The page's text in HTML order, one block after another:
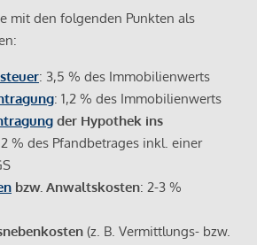
mit den folgenden Punkten als
: 3,5 % des Immobilienwerts
: 1,2 % des Immobilienwerts
der Hypothek ins
% des Pfandbetrages inkl. einer
bzw. Anwaltskosten: 2-3 %
(z. B. Vermittlungs- bzw.